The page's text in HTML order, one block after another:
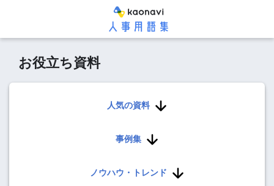
お役立ち資料
人気の資料
事例集
ノウハウ・トレンド